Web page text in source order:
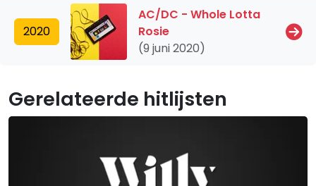
2020
AC/DC - Whole Lotta
Rosie
(9 juni 2020)
Gerelateerde hitlijsten